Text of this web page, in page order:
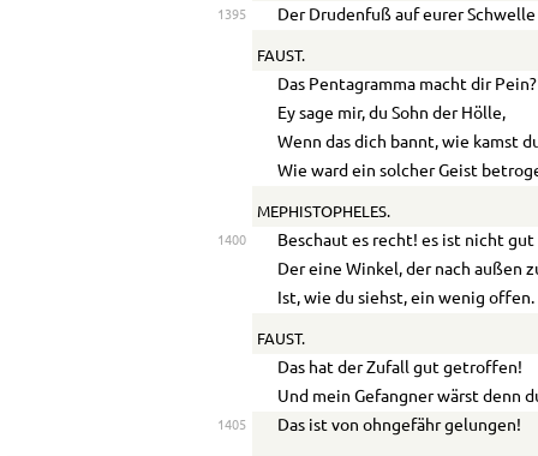
1395 Der Drudenfuß auf eurer Schwelle
FAUST.
Das Pentagramma macht dir Pein?
Ey sage mir, du Sohn der Hölle,
Wenn das dich bannt, wie kamst
Wie ward ein solcher Geist
MEPHISTOPHELES.
1400
Beschaut es recht! es ist nicht gut
Der eine Winkel, der nach außen
Ist, wie du siehst, ein wenig offen.
FAUST.
Das hat der Zufall gut getroffen!
Und mein Gefangner wärst denn
1405 Das ist von ohngefähr gelungen!